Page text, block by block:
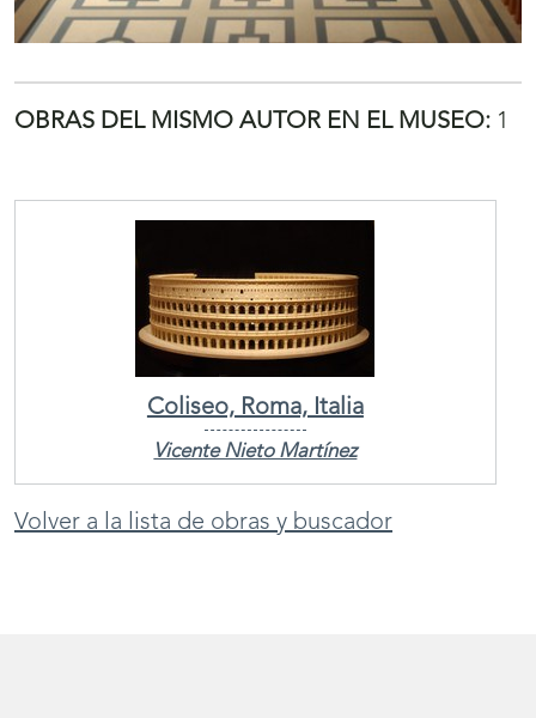
OBRAS DEL MISMO AUTOR EN EL MUSEO: 1
Coliseo, Roma, Italia
Vicente Nieto Martínez
Volver a la lista de obras y buscador